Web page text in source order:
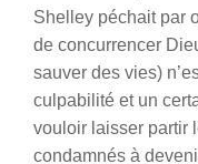
Shelley péchait par
de concurrencer
sauver des vies)
culpabilité et un
vouloir laisser partir
condamnés à